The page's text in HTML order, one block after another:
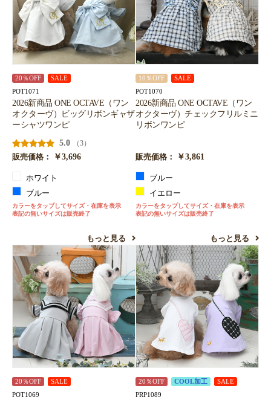
20％OFF SALE
POT1071
2026新商品 ONE OCTAVE（ワン
オクターヴ）ビッグリボンギャザ
ーシャツワンピ
5.0
（3）
販売価格：
￥3,696
ホワイト
ブルー
カラーをタップしてサイズ・在庫を表示
表記の無いサイズは販売終了
もっと見る
10％OFF SALE
POT1070
2026新商品 ONE OCTAVE（ワン
オクターヴ）チェックフリルミニ
リボンワンピ
販売価格： ￥3,861
ブルー
イエロー
カラーをタップしてサイズ・在庫を表示
表記の無いサイズは販売終了
もっと見る
20％OFF SALE
POT1069
20％OFF COOL加工 SALE
PRP1089